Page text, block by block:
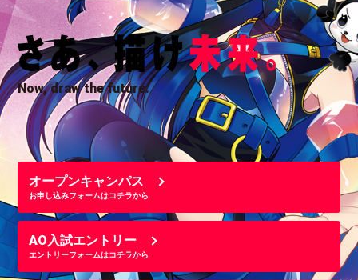
Now, draw the future.
オープンキャンパス
お申し込みフォームはコチラから
AO入試エントリー
エントリーフォームはコチラから